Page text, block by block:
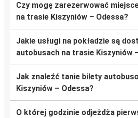
Czy mogę zarezerwować
na trasie Kiszyniów – Odessa?
Jakie usługi na pokładzie są
autobusach na trasie Kiszyniów
Jak znaleźć tanie bilety
Kiszyniów – Odessa?
O której godzinie odjeżdża